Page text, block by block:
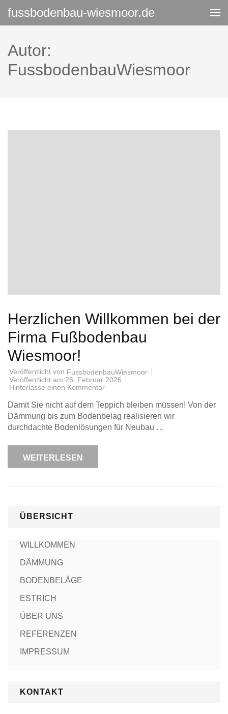
Inhalt
springen
drücken)
fussbodenbau-wiesmoor.de
Autor:
FussbodenbauWiesmoor
Herzlichen Willkommen bei der
Firma Fußbodenbau
Wiesmoor!
Veröffentlicht von FussbodenbauWiesmoor
Veröffentlicht am 26. Februar 2026
Hinterlasse einen Kommentarzu
Willkommen
bei
der
Firma
Fußbodenbau
Damit Sie nicht auf dem Teppich bleiben müssen! Von der
Dämmung bis zum Bodenbelag realisieren wir
durchdachte Bodenlösungen für Neubau …
WEITERLESEN
ÜBERSICHT
WILLKOMMEN
DÄMMUNG
BODENBELÄGE
ESTRICH
ÜBER UNS
REFERENZEN
IMPRESSUM
KONTAKT